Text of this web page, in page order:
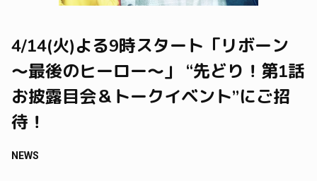
4/14(火)よる9時スタート「リボーン
～最後のヒーロー～」 “先どり！第1話
お披露目会＆トークイベント”にご招
待！
NEWS